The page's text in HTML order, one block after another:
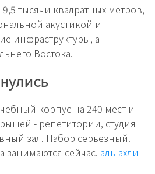
тысячи квадратных метров,
акустикой и
инфраструктуры, а
Востока.
корпус на 240 мест и
- репетитории, студия
зал. Набор серьёзный.
занимаются сейчас. аль-ахли